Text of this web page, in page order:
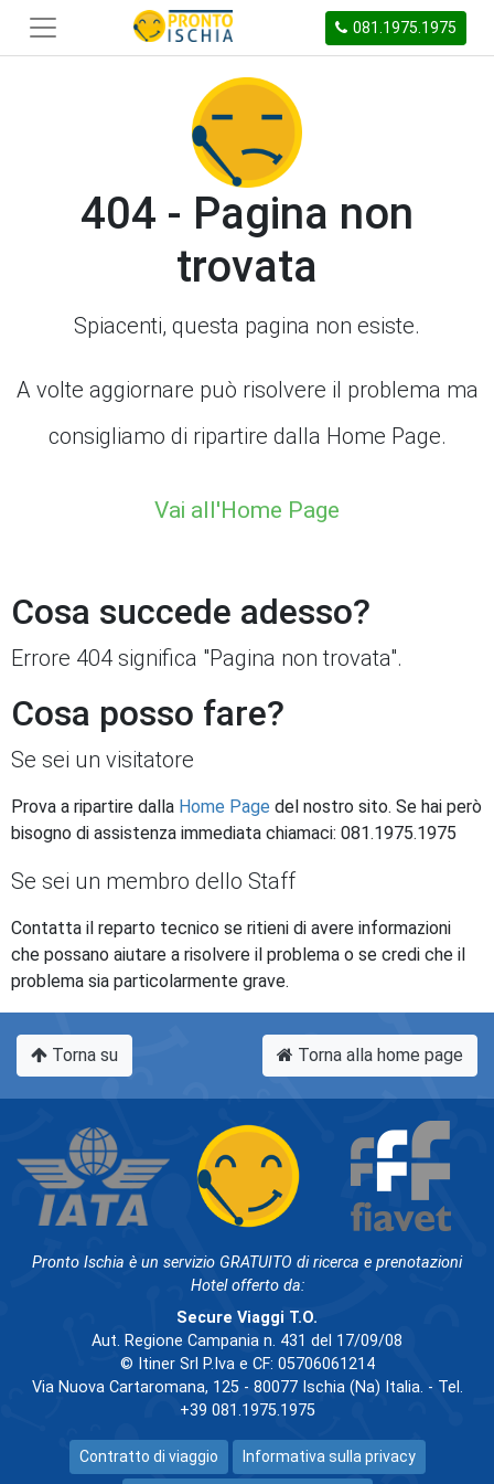
081.1975.1975
404 - Pagina non
trovata
Spiacenti, questa pagina non esiste.
A volte aggiornare può risolvere il problema ma
consigliamo di ripartire dalla Home Page.
Vai all'Home Page
Cosa succede adesso?
Errore 404 significa "Pagina non trovata".
Cosa posso fare?
Se sei un visitatore
Prova a ripartire dalla Home Page del nostro sito. Se hai però
bisogno di assistenza immediata chiamaci: 081.1975.1975
Se sei un membro dello Staff
Contatta il reparto tecnico se ritieni di avere informazioni
che possano aiutare a risolvere il problema o se credi che il
problema sia particolarmente grave.
Torna su Torna alla home page
Pronto Ischia è un servizio GRATUITO di ricerca e prenotazioni
Hotel offerto da:
Secure Viaggi T.O.
Aut. Regione Campania n. 431 del 17/09/08
© Itiner Srl P.Iva e CF: 05706061214
Via Nuova Cartaromana, 125 - 80077 Ischia (Na) Italia. - Tel.
+39 081.1975.1975
Contratto di viaggio Informativa sulla privacy